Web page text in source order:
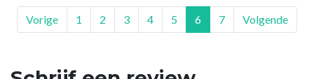
Vorige 1 2 3 4 5 6 7 Volgende